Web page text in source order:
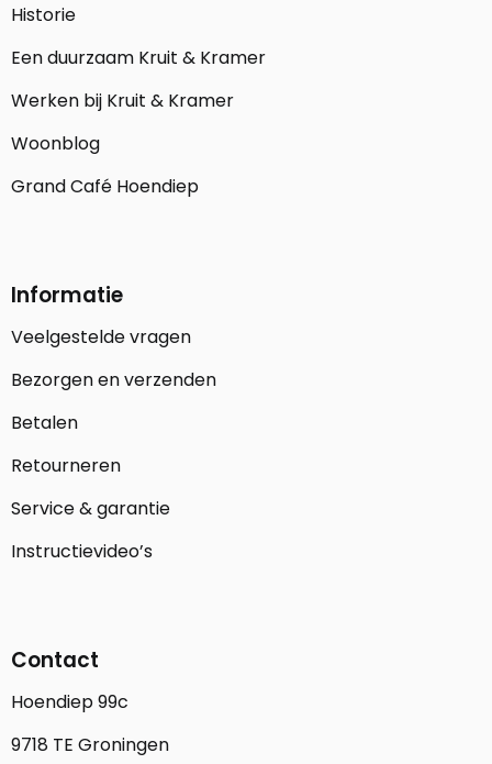
Historie
Een duurzaam Kruit & Kramer
Werken bij Kruit & Kramer
Woonblog
Grand Café Hoendiep
Informatie
Veelgestelde vragen
Bezorgen en verzenden
Betalen
Retourneren
Service & garantie
Instructievideo’s
Contact
Hoendiep 99c
9718 TE Groningen